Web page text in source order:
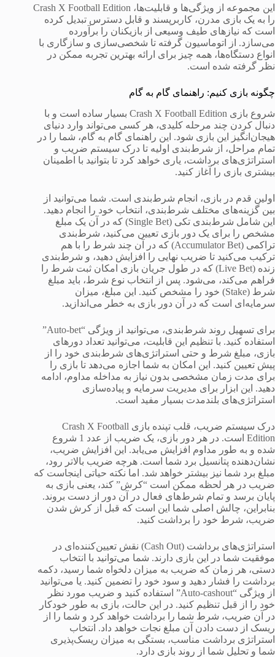
این مجموعه از ویژگی‌ها و قابلیت‌ها، Crash X Football Edition
را به یک بازی مدرن، کاربرپسند و قابل دسترس تبدیل کرده
است که نیازهای طیف وسیعی از بازیکنان را برآورده
می‌سازد. از اتوماسیون گرفته تا شخصی‌سازی و سازگاری با
انواع دستگاه‌ها، همه چیز برای ارائه بهترین تجربه ممکن در
نظر گرفته شده است.
چگونه بازی کنیم: راهنمای گام به گام
شروع بازی Crash X Football Edition بسیار ساده است و با
دنبال کردن چند مرحله کلیدی، هر کسی می‌تواند وارد دنیای
هیجان‌انگیز این بازی شود. این راهنمای گام به گام، شما را در
تمام مراحل، از شرط‌بندی اولیه تا درک سیستم ضریب و
استراتژی‌های برداشت، یاری خواهد کرد تا بتوانید با اطمینان
بیشتری بازی را آغاز کنید.
اولین قدم در بازی، انجام شرط‌بندی است. شما می‌توانید از
بین گزینه‌های مختلف شرط‌بندی، انتخاب خود را انجام دهید.
این شامل شرط‌بندی تکی (Single Bet) که در آن یک مبلغ
مشخص را برای یک دور بازی تعیین می‌کنید، شرط‌بندی
تراکمی (Accumulator Bet) که در آن چند شرط را با هم
ترکیب می‌کنید تا ضریب نهایی را افزایش دهید، و شرط‌بندی
زنده (Live Bet) که در طول جریان بازی امکان ثبت شرط را
فراهم می‌کند، می‌شود. پس از انتخاب نوع شرط، باید مبلغ
شرط (Stake) خود را مشخص کنید. این مبلغ، میزان
سرمایه‌ای است که در آن دور بازی به خطر می‌اندازید.
برای تسهیل روند شرط‌بندی، می‌توانید از ویژگی “Auto-bet”
استفاده کنید. با تنظیم این قابلیت، می‌توانید تعداد دورهای
بازی، مبلغ شرط و حتی استراتژی‌های شرط‌بندی خود را از
پیش تعیین کنید. این امکان به شما اجازه می‌دهد تا بازی را
برای مدت زمان مشخصی بدون نیاز به مداخله مداوم، ادامه
دهید. این ابزار برای مدیریت سرمایه و پیاده‌سازی
استراتژی‌های بلندمدت بسیار مفید است.
درک سیستم ضریب، قلب تپنده بازی Crash X Football
Edition است. در هر دور بازی، یک ضریب از عدد 1 شروع
شده و به طور مداوم افزایش می‌یابد. این افزایش ضریب،
نشان‌دهنده پتانسیل برد شما است. هرچه ضریب بالاتر رود،
مبلغ برد شما نیز بیشتر خواهد شد. اما نکته حیاتی اینجاست که
ضریب در هر لحظه ممکن است “کرش” کند، یعنی بازی به
پایان برسد و تمام شرط‌های فعال در آن دور از دست بروند.
بنابراین، چالش اصلی شما این است که قبل از کرش شدن
ضریب، شرط خود را برداشت کنید.
استراتژی‌های برداشت (Cash Out) نقش تعیین‌کننده‌ای در
موفقیت شما در این بازی دارند. شما می‌توانید با انتخاب
دستی، هر زمان که ضریب به میزان دلخواه شما رسید، دکمه
برداشت را فشار دهید و سود خود را تضمین کنید. یا می‌توانید
از ویژگی “Auto-cashout” استفاده کنید و ضریب مورد نظر
خود را از قبل تنظیم کنید. در این حالت، بازی به طور خودکار
در آن ضریب، شرط شما را برداشت خواهد کرد و شما را از
ریسک از دست دادن آن مبلغ نجات خواهد داد. انتخاب
استراتژی برداشت مناسب، بستگی به میزان ریسک‌پذیری
شما و تحلیل شما از روند بازی دارد.